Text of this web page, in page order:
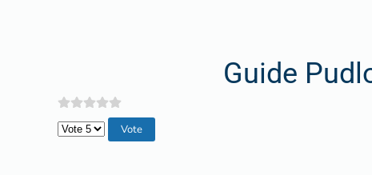
Guide
Veuillez voter